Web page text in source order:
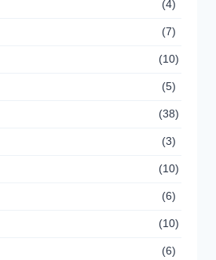
(4)
(7)
(10)
(5)
(38)
(3)
(10)
(6)
(10)
(6)